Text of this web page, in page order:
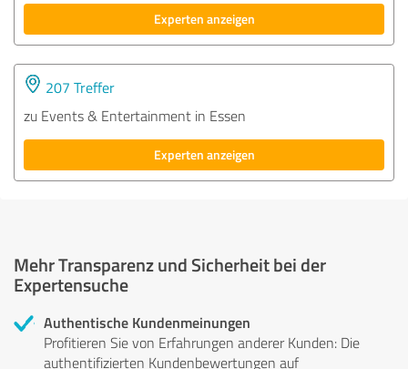
Experten anzeigen
207 Treffer
zu Events & Entertainment in Essen
Experten anzeigen
Mehr Transparenz und Sicherheit bei der
Expertensuche
Authentische Kundenmeinungen
Profitieren Sie von Erfahrungen anderer Kunden: Die
authentifizierten Kundenbewertungen auf